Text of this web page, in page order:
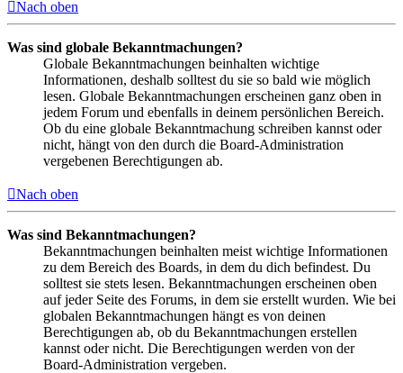
Nach oben
Was sind globale Bekanntmachungen?
Globale Bekanntmachungen beinhalten wichtige
Informationen, deshalb solltest du sie so bald wie möglich
lesen. Globale Bekanntmachungen erscheinen ganz oben in
jedem Forum und ebenfalls in deinem persönlichen Bereich.
Ob du eine globale Bekanntmachung schreiben kannst oder
nicht, hängt von den durch die Board-Administration
vergebenen Berechtigungen ab.
Nach oben
Was sind Bekanntmachungen?
Bekanntmachungen beinhalten meist wichtige Informationen
zu dem Bereich des Boards, in dem du dich befindest. Du
solltest sie stets lesen. Bekanntmachungen erscheinen oben
auf jeder Seite des Forums, in dem sie erstellt wurden. Wie bei
globalen Bekanntmachungen hängt es von deinen
Berechtigungen ab, ob du Bekanntmachungen erstellen
kannst oder nicht. Die Berechtigungen werden von der
Board-Administration vergeben.